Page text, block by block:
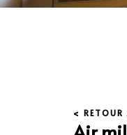
< RETOUR